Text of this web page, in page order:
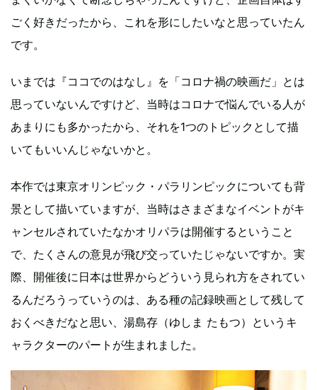
ごく好きだったから、これを形にしたいなと思っていたん
です。
いまでは『ココでのはなし』を「コロナ禍の映画だ」とは
思っていないんですけど、当時はコロナで悩んでいる人が
あまりにも多かったから、それを1つのトピックとして描
いてもいいんじゃないかと。
本作では東京オリンピック・パラリンピックについても背
景として描いていますが、当時はさまざまなイベントがキ
ャンセルされていたなかオリパラは開催するということ
で、たくさんの意見が飛び交っていたじゃないですか。実
際、開催後に日本は世界からどういう見られ方をされてい
るんだろうっていうのは、ある種の記録映画として残して
おくべきだなと思い、湯島存（ゆしま たもつ）というキ
ャラクターのパートが生まれました。